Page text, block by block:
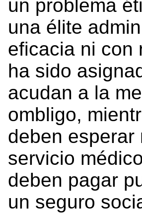
un problema
una élite
eficacia ni con
ha sido
acudan a la
ombligo,
deben esperar
servicio
deben pagar
un seguro